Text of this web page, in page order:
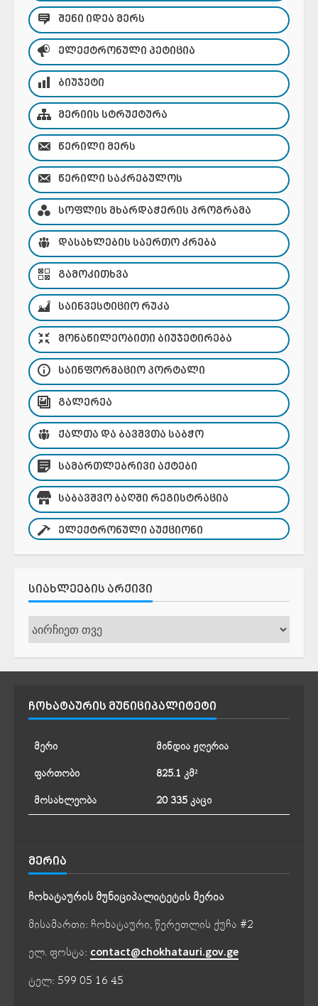
ᲨᲔᲜᲘ ᲘᲓᲔᲐ ᲛᲔᲠᲡ
ᲔᲚᲔᲥᲢᲠᲝᲜᲣᲚᲘ ᲞᲔᲢᲘᲪᲘᲐ
ᲑᲘᲣᲯᲔᲢᲘ
ᲛᲔᲠᲘᲘᲡ ᲡᲢᲠᲣᲥᲢᲣᲠᲐ
ᲬᲔᲠᲘᲚᲘ ᲛᲔᲠᲡ
ᲬᲔᲠᲘᲚᲘ ᲡᲐᲙᲠᲔᲑᲣᲚᲝᲡ
ᲡᲝᲤᲚᲘᲡ ᲛᲮᲐᲠᲓᲐᲭᲔᲠᲘᲡ ᲞᲠᲝᲒᲠᲐᲛᲐ
ᲓᲐᲡᲐᲮᲚᲔᲑᲘᲡ ᲡᲐᲔᲠᲗᲝ ᲙᲠᲔᲑᲐ
ᲒᲐᲛᲝᲙᲘᲗᲮᲕᲐ
ᲡᲐᲘᲜᲕᲔᲡᲢᲘᲪᲘᲝ ᲠᲣᲙᲐ
ᲛᲝᲜᲐᲬᲘᲚᲔᲝᲑᲘᲗᲘ ᲑᲘᲣᲯᲔᲢᲘᲠᲔᲑᲐ
ᲡᲐᲘᲜᲤᲝᲠᲛᲐᲪᲘᲝ ᲞᲝᲠᲢᲐᲚᲘ
ᲒᲐᲚᲔᲠᲔᲐ
ᲥᲐᲚᲗᲐ ᲓᲐ ᲑᲐᲕᲨᲕᲗᲐ ᲡᲐᲑᲭᲝ
ᲡᲐᲛᲐᲠᲗᲚᲔᲑᲠᲘᲕᲘ ᲐᲥᲢᲔᲑᲘ
ᲡᲐᲑᲐᲕᲨᲕᲝ ᲑᲐᲦᲨᲘ ᲠᲔᲒᲘᲡᲢᲠᲐᲪᲘᲐ
ᲔᲚᲔᲥᲢᲠᲝᲜᲣᲚᲘ ᲐᲣᲥᲪᲘᲝᲜᲘ
ᲡᲘᲐᲮᲚᲔᲔᲑᲘᲡ ᲐᲠᲥᲘᲕᲘ
სიახლეების
არქივი
ᲩᲝᲮᲐᲢᲐᲣᲠᲘᲡ ᲛᲣᲜᲘᲪᲘᲞᲐᲚᲘᲢᲔᲢᲘ
მერი
მინდია ჟღერია
ფართობი
825.1 კმ²
მოსახლეობა
20 335 კაცი
ᲛᲔᲠᲘᲐ
ჩოხატაურის მუნიციპალიტეტის მერია
მისამართი: ჩოხატაური, წერეთლის ქუჩა #2
ელ. ფოსტა: contact@chokhatauri.gov.ge
ტელ: 599 05 16 45